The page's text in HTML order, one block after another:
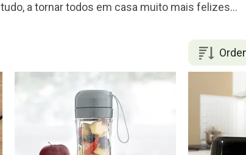
a tornar todos em casa muito mais felizes...